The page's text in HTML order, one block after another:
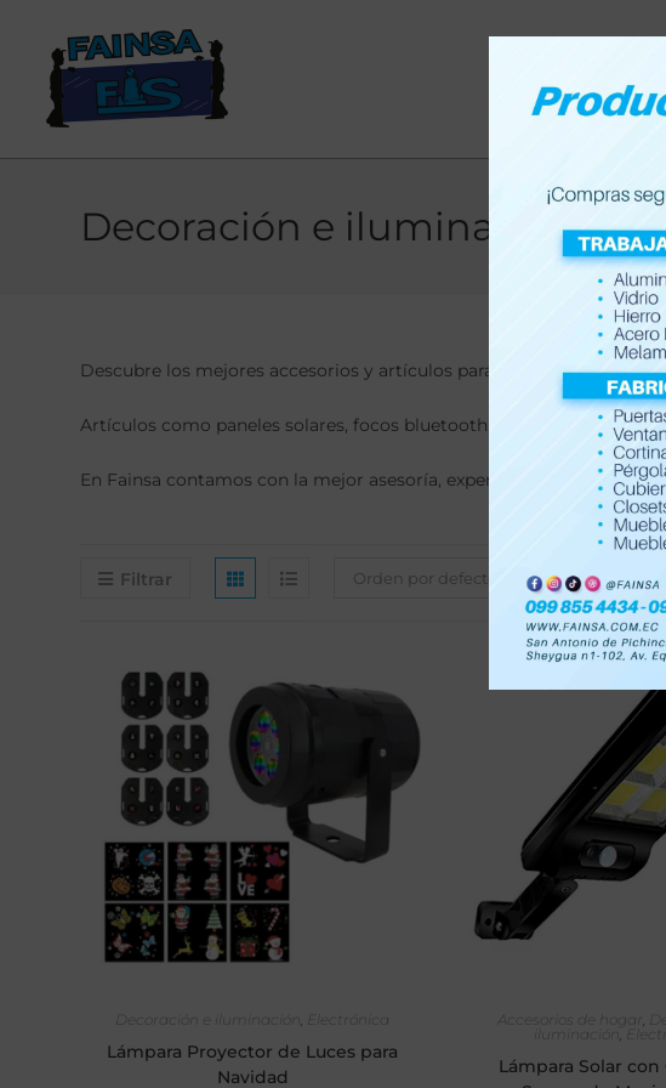
Decoración e iluminación
Descubre los mejores accesorios y artículos para decoración e
Artículos como paneles solares, focos bluetooth, cintas led, tiras
En Fainsa contamos con la mejor asesoría, experiencia y calidad de
Filtrar Orden por defecto
Decoración e iluminación
Electrónica
Lámpara Proyector de Luces para
Navidad
Accesorios de hogar
iluminación
Lámpara Solar